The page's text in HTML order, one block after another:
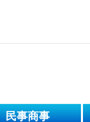
民事商事